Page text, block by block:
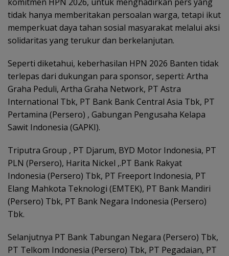
tidak hanya memberitakan persoalan warga, tetapi ikut
memperkuat daya tahan sosial masyarakat melalui aksi
solidaritas yang terukur dan berkelanjutan.
Seperti diketahui, keberhasilan HPN 2026 Banten tidak
terlepas dari dukungan para sponsor, seperti: Artha
Graha Peduli, Artha Graha Network, PT Astra
International Tbk, PT Bank Bank Central Asia Tbk, PT
Pertamina (Persero) , Gabungan Pengusaha Kelapa
Sawit Indonesia (GAPKI).
Triputra Group , PT Djarum, BYD Motor Indonesia, PT
PLN (Persero), Harita Nickel ,.PT Bank Rakyat
Indonesia (Persero) Tbk, PT Freeport Indonesia, PT
Elang Mahkota Teknologi (EMTEK), PT Bank Mandiri
(Persero) Tbk, PT Bank Negara Indonesia (Persero)
Tbk.
Selanjutnya PT Bank Tabungan Negara (Persero) Tbk,
PT Telkom Indonesia (Persero) Tbk, PT Pegadaian, PT